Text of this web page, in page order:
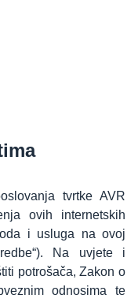
tvrtke AVR
ovih internetskih
i usluga na ovoj
Na uvjete i
potrošača, Zakon o
odnosima te